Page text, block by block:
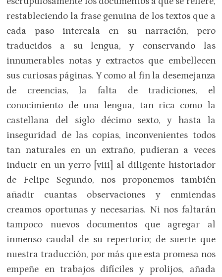
restableciendo la frase genuina de los textos que a
cada paso intercala en su narración, pero
traducidos a su lengua, y conservando las
innumerables notas y extractos que embellecen
sus curiosas páginas. Y como al fin la desemejanza
de creencias, la falta de tradiciones, el
conocimiento de una lengua, tan rica como la
castellana del siglo décimo sexto, y hasta la
inseguridad de las copias, inconvenientes todos
tan naturales en un extraño, pudieran a veces
inducir en un yerro [viii] al diligente historiador
de Felipe Segundo, nos proponemos también
añadir cuantas observaciones y enmiendas
creamos oportunas y necesarias. Ni nos faltarán
tampoco nuevos documentos que agregar al
inmenso caudal de su repertorio; de suerte que
nuestra traducción, por más que esta promesa nos
empeñe en trabajos difíciles y prolijos, añada